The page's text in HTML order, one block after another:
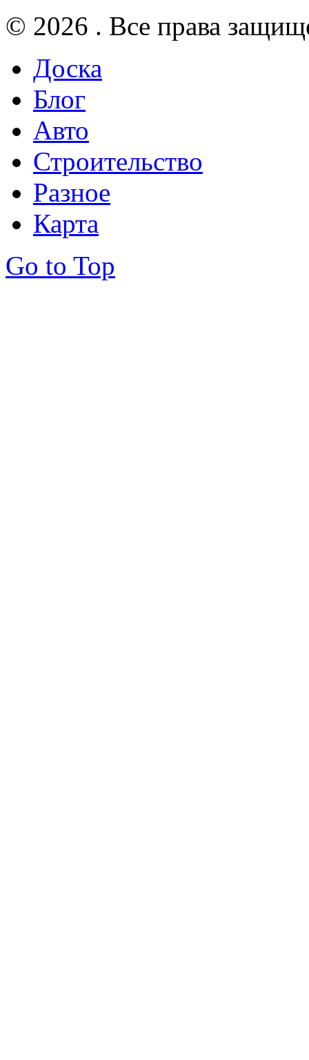
© 2026 . Все права
Доска
Блог
Авто
Строительство
Разное
Карта
Go to Top